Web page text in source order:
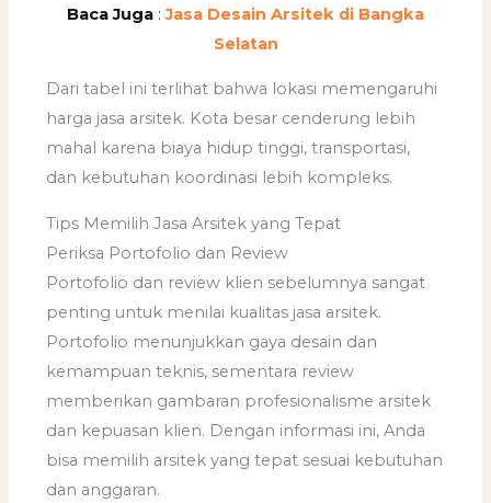
Baca Juga :Jasa Desain Arsitek di Bangka
Selatan
Dari tabel ini terlihat bahwa lokasi memengaruhi
harga jasa arsitek. Kota besar cenderung lebih
mahal karena biaya hidup tinggi, transportasi,
dan kebutuhan koordinasi lebih kompleks.
Tips Memilih Jasa Arsitek yang Tepat
Periksa Portofolio dan Review
Portofolio dan review klien sebelumnya sangat
penting untuk menilai kualitas jasa arsitek.
Portofolio menunjukkan gaya desain dan
kemampuan teknis, sementara review
memberikan gambaran profesionalisme arsitek
dan kepuasan klien. Dengan informasi ini, Anda
bisa memilih arsitek yang tepat sesuai kebutuhan
dan anggaran.